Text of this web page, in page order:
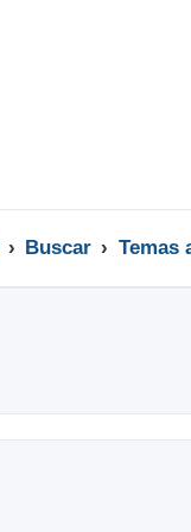
Buscar Temas